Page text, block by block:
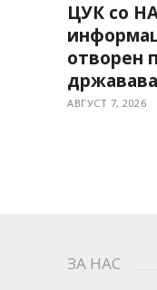
ЦУК со
отворен
државава
АВГУСТ 7, 2026
ЗА НАС